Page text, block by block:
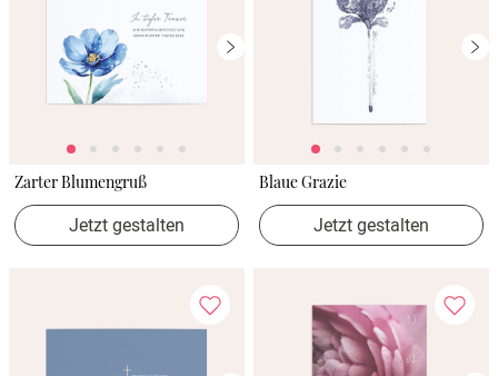
Zarter Blumengruß
Jetzt gestalten
Blaue Grazie
Jetzt gestalten